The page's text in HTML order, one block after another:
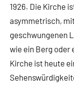
1926. Die Kirche
asymmetrisch,
geschwungenen
wie ein Berg oder
Kirche ist heute